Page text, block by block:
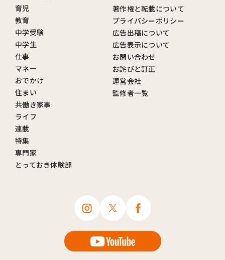
育児
教育
中学受験
中学生
仕事
マネー
おでかけ
住まい
共働き家事
ライフ
連載
特集
専門家
とっておき体験部
著作権と転載について
プライバシーポリシー
広告出稿について
広告表示について
お問い合わせ
お詫びと訂正
運営会社
監修者一覧